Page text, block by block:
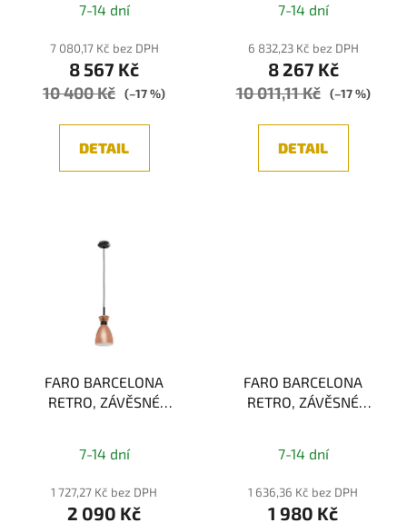
7-14 dní
7 080,17 Kč bez DPH
8 567 Kč
10 400 Kč (–17 %)
DETAIL
7-14 dní
6 832,23 Kč bez DPH
8 267 Kč
10 011,11 Kč (–17 %)
DETAIL
FARO BARCELONA
RETRO, ZÁVĚSNÉ
7-14 dní
1 727,27 Kč bez DPH
2 090 Kč
FARO BARCELONA
RETRO, ZÁVĚSNÉ
7-14 dní
1 636,36 Kč bez DPH
1 980 Kč